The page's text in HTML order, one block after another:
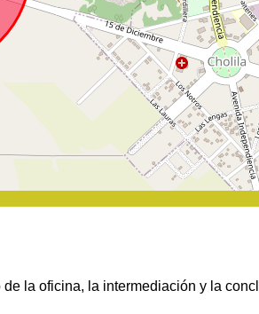
la oficina, la intermediación y la